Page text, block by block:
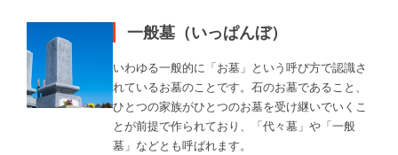
一般墓（いっぱんぼ）
いわゆる一般的に「お墓」という呼び方で認識さ
れているお墓のことです。石のお墓であること、
ひとつの家族がひとつのお墓を受け継いでいくこ
とが前提で作られており、「代々墓」や「一般
墓」などとも呼ばれます。